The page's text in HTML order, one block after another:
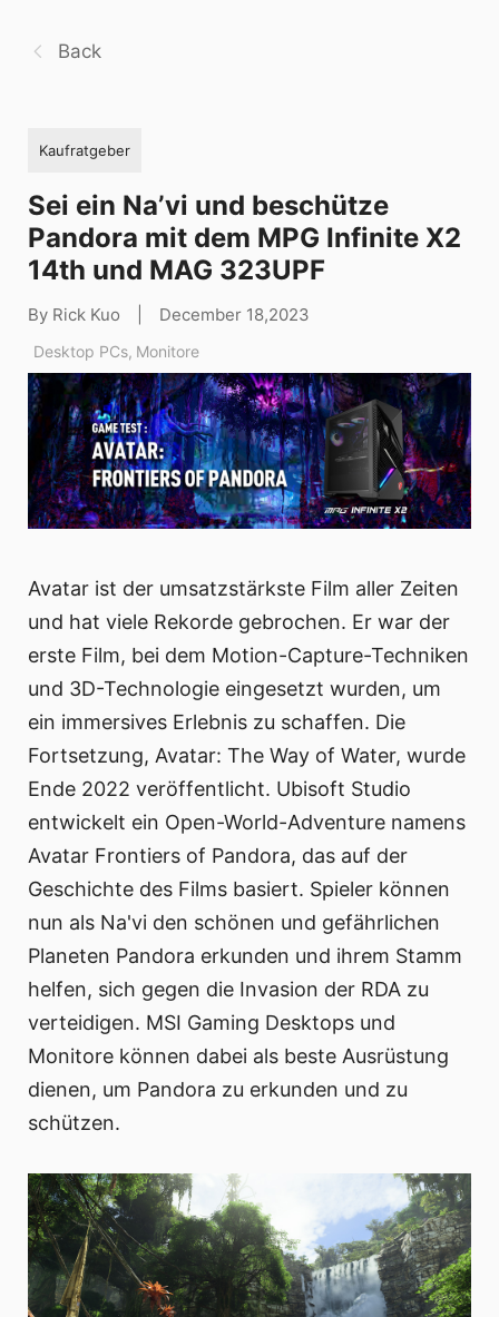
Back
Kaufratgeber
Sei ein Na’vi und beschütze
Pandora mit dem MPG Infinite X2
14th und MAG 323UPF
By Rick Kuo December 18,2023
Desktop PCs, Monitore
Avatar ist der umsatzstärkste Film aller Zeiten
und hat viele Rekorde gebrochen. Er war der
erste Film, bei dem Motion-Capture-Techniken
und 3D-Technologie eingesetzt wurden, um
ein immersives Erlebnis zu schaffen. Die
Fortsetzung, Avatar: The Way of Water, wurde
Ende 2022 veröffentlicht. Ubisoft Studio
entwickelt ein Open-World-Adventure namens
Avatar Frontiers of Pandora, das auf der
Geschichte des Films basiert. Spieler können
nun als Na'vi den schönen und gefährlichen
Planeten Pandora erkunden und ihrem Stamm
helfen, sich gegen die Invasion der RDA zu
verteidigen. MSI Gaming Desktops und
Monitore können dabei als beste Ausrüstung
dienen, um Pandora zu erkunden und zu
schützen.